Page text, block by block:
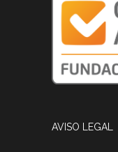
AVISO LEGAL